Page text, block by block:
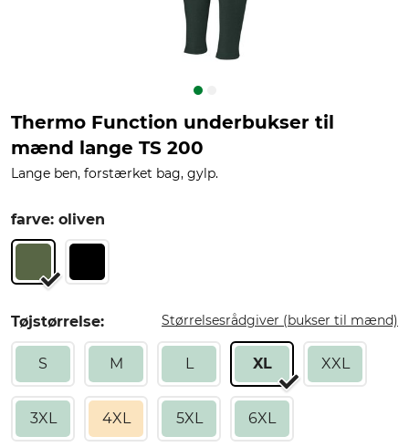
Thermo Function underbukser til
mænd lange TS 200
Lange ben, forstærket bag, gylp.
farve: oliven
Tøjstørrelse: Størrelsesrådgiver (bukser til mænd)
S M L XL XXL
3XL 4XL 5XL 6XL